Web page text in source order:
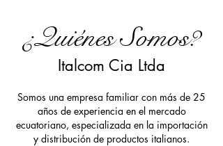
¿Quiénes Somos?
Italcom Cia Ltda
Somos una empresa familiar con más de 25
años de experiencia en el mercado
ecuatoriano, especializada en la importación
y distribución de productos italianos.